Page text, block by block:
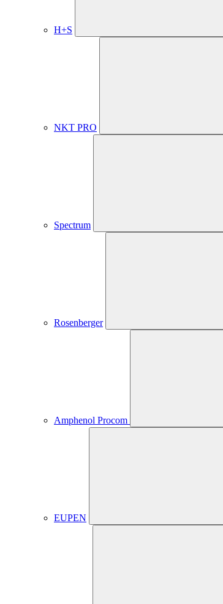
H+S
NKT PRO
Spectrum
Rosenberger
Amphenol Procom
EUPEN